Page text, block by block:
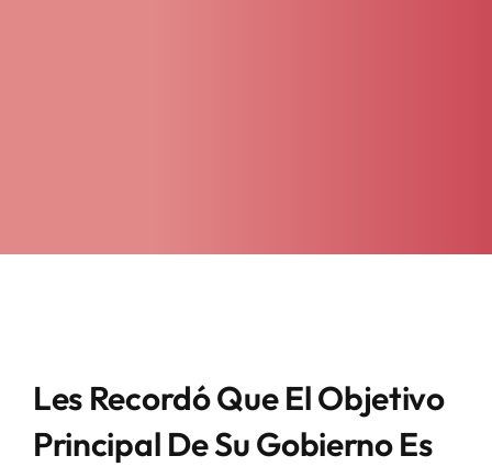
Les Recordó Que El Objetivo
Principal De Su Gobierno Es